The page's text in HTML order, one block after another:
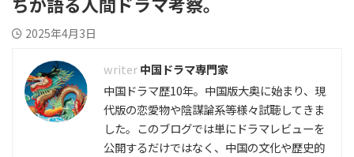
2025年4月3日
中国ドラマ専門家
中国ドラマ歴10年。中国版大奥に始まり、現
代版の恋愛物や陰謀論系等様々試聴してきま
した。このブログでは単にドラマレビューを
公開するだけではなく、中国の文化や歴史的